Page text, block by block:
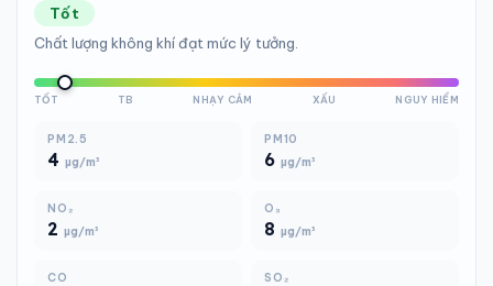
Tốt
Chất lượng không khí đạt mức lý tưởng.
TỐT TB NHẠY CẢM XẤU NGUY HIỂM
PM2.5
4 µg/m³
PM10
6 µg/m³
NO₂
2 µg/m³
O₃
8 µg/m³
CO SO₂